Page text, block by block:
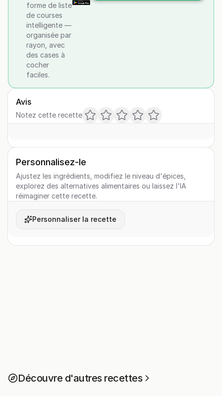
forme de liste
de courses
intelligente —
organisée par
rayon, avec
des cases à
cocher
faciles.
Avis
Notez cette recette
Personnalisez-le
Ajustez les ingrédients, modifiez le niveau d'épices,
explorez des alternatives alimentaires ou laissez l'IA
réimaginer cette recette.
Personnaliser la recette
Découvre d'autres recettes